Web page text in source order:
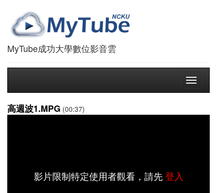
MyTube成功大學數位影音雲
Toggle
高週波1.MPG (00:37)
影片限制特定使用者觀看，請先登入